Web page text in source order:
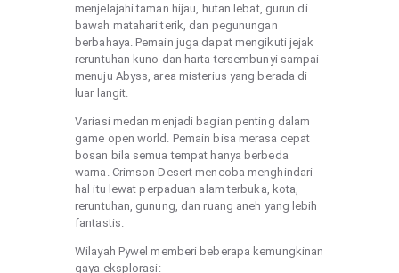
menjelajahi taman hijau, hutan lebat, gurun di
bawah matahari terik, dan pegunungan
berbahaya. Pemain juga dapat mengikuti jejak
reruntuhan kuno dan harta tersembunyi sampai
menuju Abyss, area misterius yang berada di
luar langit.
Variasi medan menjadi bagian penting dalam
game open world. Pemain bisa merasa cepat
bosan bila semua tempat hanya berbeda
warna. Crimson Desert mencoba menghindari
hal itu lewat perpaduan alam terbuka, kota,
reruntuhan, gunung, dan ruang aneh yang lebih
fantastis.
Wilayah Pywel memberi beberapa kemungkinan
gaya eksplorasi: